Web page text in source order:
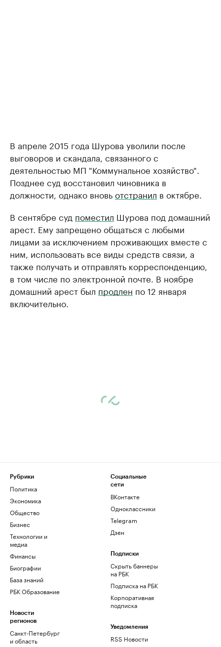
В апреле 2015 года Шурова уволили после
выговоров и скандала, связанного с
деятельностью МП "Коммунальное хозяйство".
Позднее суд восстановил чиновника в
должности, однако вновьотстранил в октябре.
В сентябре суд поместил Шурова под домашний
арест. Ему запрещено общаться с любыми
лицами за исключением проживающих вместе с
ним, использовать все виды средств связи, а
также получать и отправлять корреспонденцию,
в том числе по электронной почте. В ноябре
домашний арест был продлен по 12 января
включительно.
Рубрики
Политика
Экономика
Общество
Бизнес
Технологии и
медиа
Финансы
Биографии
База знаний
РБК Образование
Новости
регионов
Санкт-Петербург
и область
Социальные
сети
ВКонтакте
Одноклассники
Telegram
Дзен
Подписки
Скрыть баннеры
на РБК
Подписка на РБК
Корпоративная
подписка
Уведомления
RSS Новости